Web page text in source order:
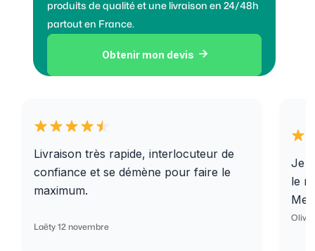
produits de qualité et une livraison en 24/48h
partout en France.
Obtenir mon devis 
Livraison très rapide, interlocuteur de
confiance et se démène pour faire le
maximum.
Laëty 12 novembre
Je
le